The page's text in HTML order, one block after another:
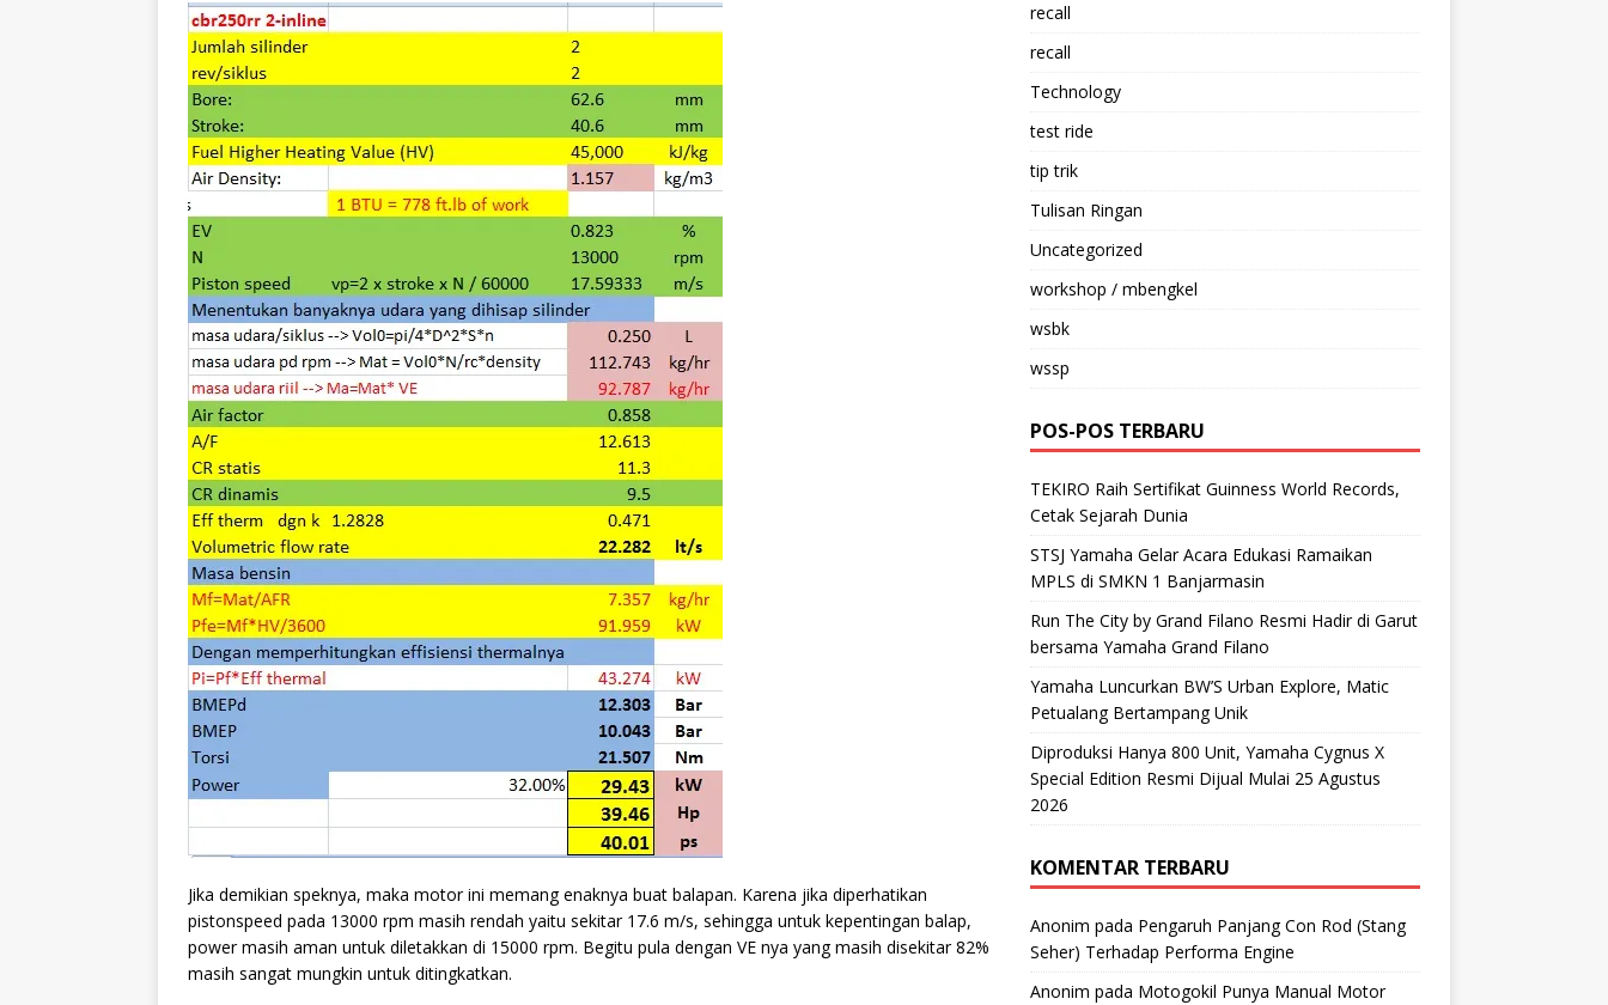
Jika demikian speknya, maka motor ini memang enaknya buat balapan. Karena jika diperhatikan
pistonspeed pada 13000 rpm masih rendah yaitu sekitar 17.6 m/s, sehingga untuk kepentingan balap,
power masih aman untuk diletakkan di 15000 rpm. Begitu pula dengan VE nya yang masih disekitar 82%
masih sangat mungkin untuk ditingkatkan.
recall
recall
Technology
test ride
tip trik
Tulisan Ringan
Uncategorized
workshop / mbengkel
wsbk
wssp
POS-POS TERBARU
TEKIRO Raih Sertifikat Guinness World Records,
Cetak Sejarah Dunia
STSJ Yamaha Gelar Acara Edukasi Ramaikan
MPLS di SMKN 1 Banjarmasin
Run The City by Grand Filano Resmi Hadir di Garut
bersama Yamaha Grand Filano
Yamaha Luncurkan BW’S Urban Explore, Matic
Petualang Bertampang Unik
Diproduksi Hanya 800 Unit, Yamaha Cygnus X
Special Edition Resmi Dijual Mulai 25 Agustus
2026
KOMENTAR TERBARU
Anonim pada Pengaruh Panjang Con Rod (Stang
Seher) Terhadap Performa Engine
Anonim pada Motogokil Punya Manual Motor